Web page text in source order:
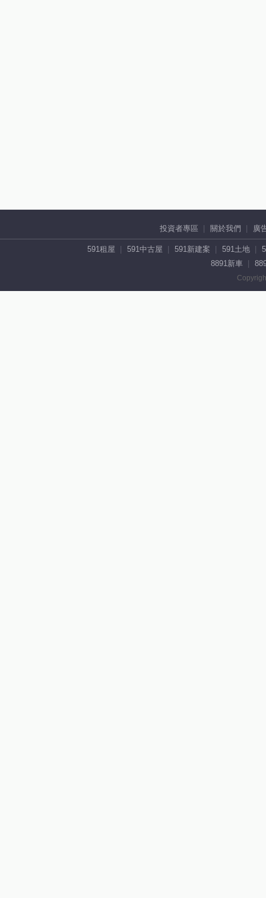
投資者專區 關於我們 廣
591租屋 591中古屋 591新建案 591土地
8891新車